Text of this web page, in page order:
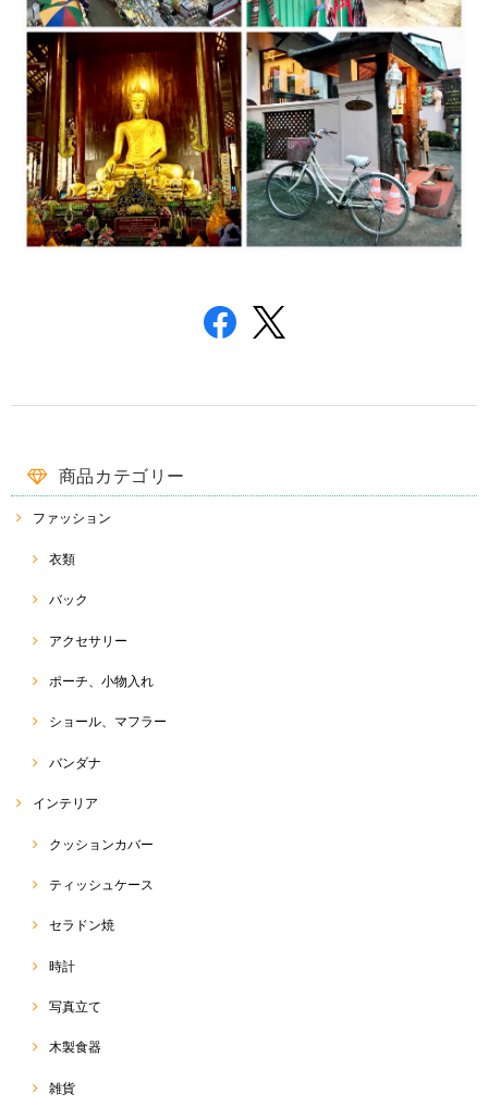
商品カテゴリー
ファッション
衣類
バック
アクセサリー
ポーチ、小物入れ
ショール、マフラー
バンダナ
インテリア
クッションカバー
ティッシュケース
セラドン焼
時計
写真立て
木製食器
雑貨